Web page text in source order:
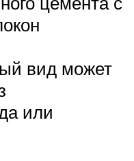
вид может
или